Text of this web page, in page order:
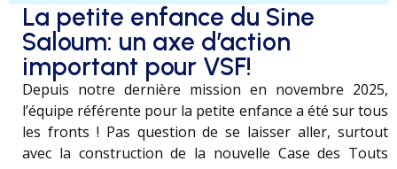
La petite enfance du Sine
Saloum: un axe d’action
important pour VSF!
Depuis notre dernière mission en novembre 2025,
l’équipe référente pour la petite enfance a été sur tous
les fronts ! Pas question de se laisser aller, surtout
avec la construction de la nouvelle Case des Touts